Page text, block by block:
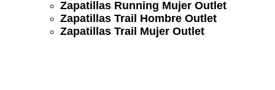
Zapatillas Running Mujer Outlet
Zapatillas Trail Hombre Outlet
Zapatillas Trail Mujer Outlet